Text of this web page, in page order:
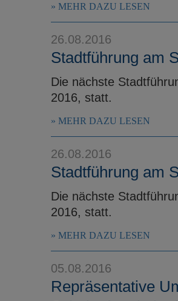
MEHR DAZU LESEN
26.08.2016
Stadtführung am
Die nächste
2016, statt.
MEHR DAZU LESEN
26.08.2016
Stadtführung am
Die nächste
2016, statt.
MEHR DAZU LESEN
05.08.2016
Repräsentative